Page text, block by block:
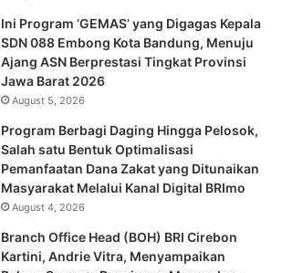
Ini Program ‘GEMAS’ yang Digagas Kepala
SDN 088 Embong Kota Bandung, Menuju
Ajang ASN Berprestasi Tingkat Provinsi
Jawa Barat 2026
August 5, 2026
Program Berbagi Daging Hingga Pelosok,
Salah satu Bentuk Optimalisasi
Pemanfaatan Dana Zakat yang Ditunaikan
Masyarakat Melalui Kanal Digital BRImo
August 4, 2026
Branch Office Head (BOH) BRI Cirebon
Kartini, Andrie Vitra, Menyampaikan